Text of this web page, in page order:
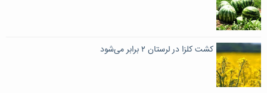
کشت کلزا در لرستان ٢ برابر می‌شود